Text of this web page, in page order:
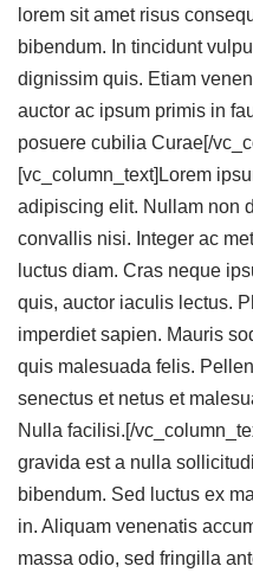
lorem sit amet risus
bibendum. In tincidunt
dignissim quis. Etiam
auctor ac ipsum primis in
posuere cubilia Curae[/
[vc_column_text]Lorem
adipiscing elit. Nullam non
convallis nisi. Integer ac
luctus diam. Cras neque
quis, auctor iaculis lectus.
imperdiet sapien. Mauris
quis malesuada felis.
senectus et netus et
Nulla facilisi.[/
gravida est a nulla
bibendum. Sed luctus ex
in. Aliquam venenatis
massa odio, sed fringilla